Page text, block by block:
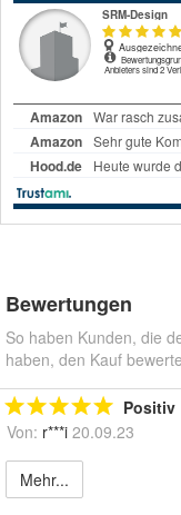
Bewertungen
So haben Kunden, die
haben, den Kauf
Positiv
Von: r***i 20.09.23
Mehr...